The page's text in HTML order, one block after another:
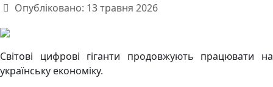
Опубліковано: 13 травня 2026
Світові цифрові гіганти продовжують працювати на
українську економіку.